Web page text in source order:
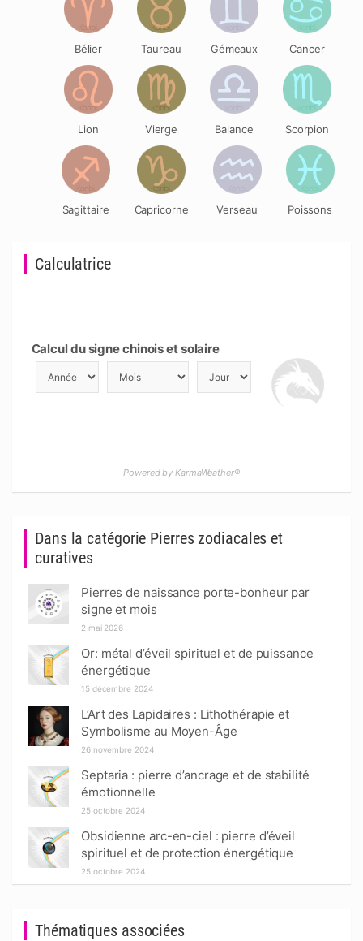
Thématiques associées
Dans la catégorie Pierres zodiacales et
curatives
Pierres de naissance porte-bonheur par
signe et mois
2 mai 2026
Or: métal d’éveil spirituel et de puissance
énergétique
15 décembre 2024
L’Art des Lapidaires : Lithothérapie et
Symbolisme au Moyen-Âge
26 novembre 2024
Septaria : pierre d’ancrage et de stabilité
émotionnelle
25 octobre 2024
Obsidienne arc-en-ciel : pierre d’éveil
spirituel et de protection énergétique
25 octobre 2024
Calculatrice
Calcul du signe chinois et solaire
Powered by KarmaWeather®
Bélier Taureau Gémeaux Cancer
Lion Vierge Balance Scorpion
Sagittaire Capricorne Verseau Poissons